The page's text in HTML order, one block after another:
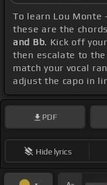
To learn Lou Monte -
these are the
and Bb. Kick off
then escalate to the
match your vocal
adjust the capo in
PDF
Hide lyrics